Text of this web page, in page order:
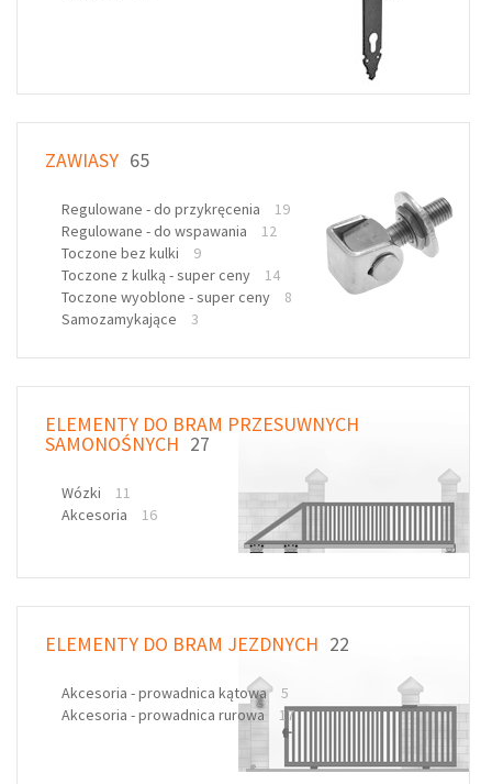
ZAWIASY 65
Regulowane - do przykręcenia
19
Regulowane - do wspawania
12
Toczone bez kulki
9
Toczone z kulką - super ceny
14
Toczone wyoblone - super ceny
8
Samozamykające
3
ELEMENTY DO BRAM PRZESUWNYCH
SAMONOŚNYCH 27
Wózki
11
Akcesoria
16
ELEMENTY DO BRAM JEZDNYCH 22
Akcesoria - prowadnica kątowa 5
Akcesoria - prowadnica rurowa
17